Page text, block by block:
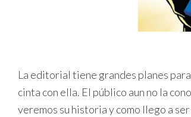
La editorial tiene grandes planes para
cinta con ella. El público aun no la
veremos su historia y como llego a